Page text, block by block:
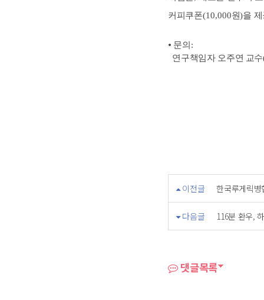
커피쿠폰(10,000원)을
• 문의 :
연구책임자 오주연 교수
이전글 한국루게릭
다음글 116분 환우,
댓글목록